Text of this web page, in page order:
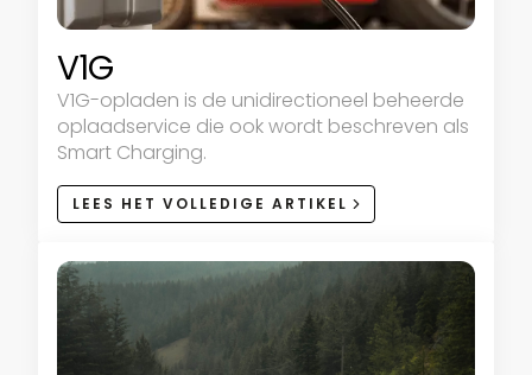
V1G
V1G-opladen is de unidirectioneel beheerde
oplaadservice die ook wordt beschreven als
Smart Charging.
LEES HET VOLLEDIGE ARTIKEL